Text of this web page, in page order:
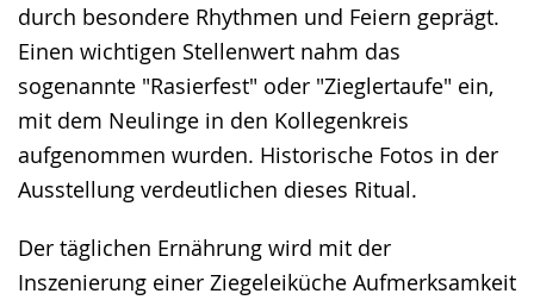
durch besondere Rhythmen und Feiern geprägt.
Einen wichtigen Stellenwert nahm das
sogenannte "Rasierfest" oder "Zieglertaufe" ein,
mit dem Neulinge in den Kollegenkreis
aufgenommen wurden. Historische Fotos in der
Ausstellung verdeutlichen dieses Ritual.
Der täglichen Ernährung wird mit der
Inszenierung einer Ziegeleiküche Aufmerksamkeit